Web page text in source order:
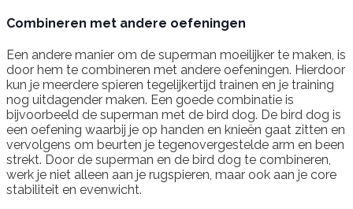
Combineren met andere oefeningen
Een andere manier om de superman moeilijker te maken, is
door hem te combineren met andere oefeningen. Hierdoor
kun je meerdere spieren tegelijkertijd trainen en je training
nog uitdagender maken. Een goede combinatie is
bijvoorbeeld de superman met de bird dog. De bird dog is
een oefening waarbij je op handen en knieën gaat zitten en
vervolgens om beurten je tegenovergestelde arm en been
strekt. Door de superman en de bird dog te combineren,
werk je niet alleen aan je rugspieren, maar ook aan je core
stabiliteit en evenwicht.